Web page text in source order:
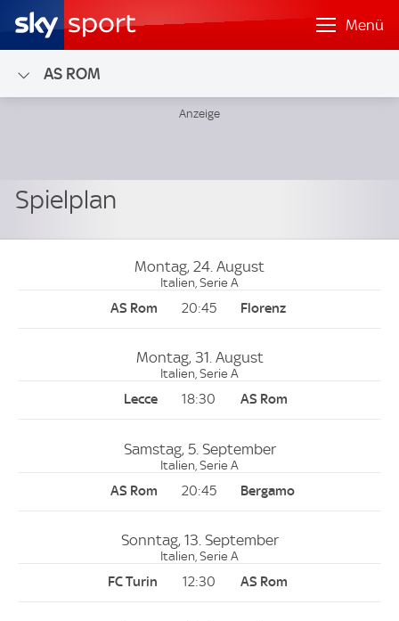
Menü
AS ROM
Montag, 24. August
Italien, Serie A
20:45
Montag, 31. August
Italien, Serie A
18:30
Samstag, 5. September
Italien, Serie A
20:45
Sonntag, 13. September
Italien, Serie A
12:30